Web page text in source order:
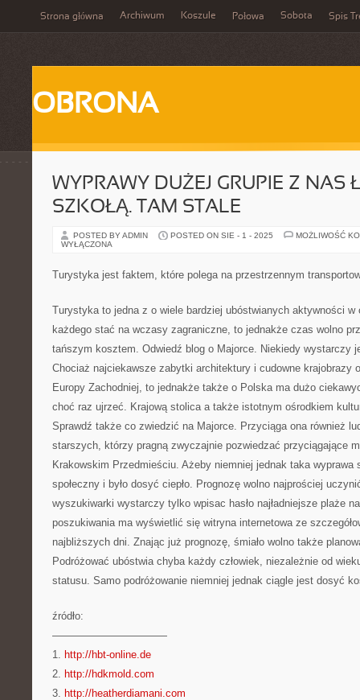
Strona główna Archiwum Koszule Połowa Sobota Spis
OBRONA
WYPRAWY DUŻEJ GRUPIE Z NAS
SZKOŁĄ. TAM STALE
POSTED BY ADMIN POSTED ON SIE - 1 - 2025
MOŻLIWOŚĆ
WYŁĄCZONA
Turystyka jest faktem, które polega na przestrzennym
Turystyka to jedna z o wiele bardziej ubóstwianych aktywności
każdego stać na wczasy zagraniczne, to jednakże czas wolno
tańszym kosztem. Odwiedź blog o Majorce. Niekiedy wystarczy
Chociaż najciekawsze zabytki architektury i cudowne krajobrazy
Europy Zachodniej, to jednakże także o Polska ma dużo
choć raz ujrzeć. Krajową stolica a także istotnym ośrodkiem
Sprawdź także co zwiedzić na Majorce. Przyciąga ona również
starszych, którzy pragną zwyczajnie pozwiedzać przyciągające
Krakowskim Przedmieściu. Ażeby niemniej jednak taka wyprawa
społeczny i było dosyć ciepło. Prognozę wolno najprościej
wyszukiwarki wystarczy tylko wpisac hasło najładniejsze plaże
poszukiwania ma wyświetlić się witryna internetowa ze
najbliższych dni. Znając już prognozę, śmiało wolno także
Podróżować ubóstwia chyba każdy człowiek, niezależnie od
statusu. Samo podróżowanie niemniej jednak ciągle jest dosyć
źródło:
———————————
1. http://hbt-online.de
2. http://hdkmold.com
3. http://heatherdiamani.com